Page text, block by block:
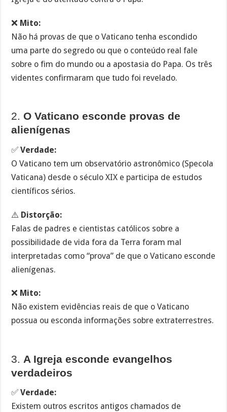
❌ Mito:
Não há provas de que o Vaticano tenha escondido
uma parte do segredo ou que o conteúdo real fale
sobre o fim do mundo ou a apostasia do Papa. Os três
videntes confirmaram que tudo foi revelado.
2. O Vaticano esconde provas de
alienígenas
✅Verdade:
O Vaticano tem um observatório astronômico (Specola
Vaticana) desde o século XIX e participa de estudos
científicos sérios.
⚠️ Distorção:
Falas de padres e cientistas católicos sobre a
possibilidade de vida fora da Terra foram mal
interpretadas como “prova” de que o Vaticano esconde
alienígenas.
❌ Mito:
Não existem evidências reais de que o Vaticano
possua ou esconda informações sobre extraterrestres.
3. A Igreja esconde evangelhos
verdadeiros
✅Verdade:
Existem outros escritos antigos chamados de